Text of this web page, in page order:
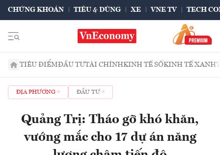
CHỨNG KHOÁN TIÊU & DÙNG XE VNE TV TECH
TIÊU ĐIỂMĐẦU TƯTÀI CHÍNHKINH TẾ SỐKINH TẾ XANH
ĐỊA PHƯƠNG ĐẦU TƯ
Quảng Trị: Tháo gỡ khó khăn,
vướng mắc cho 17 dự án năng